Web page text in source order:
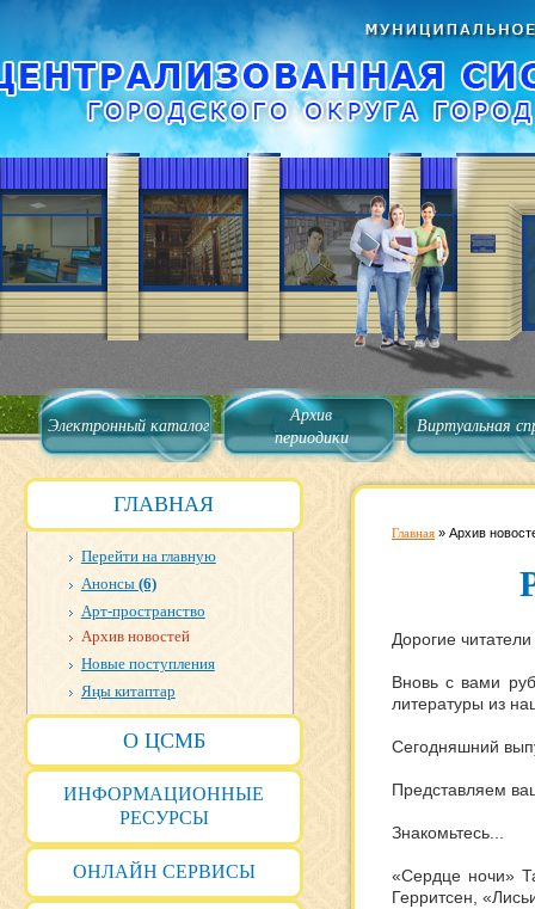
Электронный каталог
Архив
периодики
Виртуальная
ГЛАВНАЯ
Перейти на главную
Анонсы (6)
Арт-пространство
Архив новостей
Новые поступления
Яңы китаптар
О ЦСМБ
ИНФОРМАЦИОННЫЕ
РЕСУРСЫ
ОНЛАЙН СЕРВИСЫ
Главная » Архив
Дорогие
Вновь с вами
литературы из
Сегодняшний
Представляем
Знакомьтесь...
«Сердце ночи»
Герритсен,